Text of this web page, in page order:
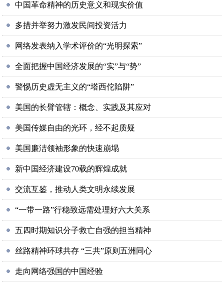
中国革命精神的历史意义和现实价值
多措并举努力激发民间投资活力
网络发表纳入学术评价的“光明探索”
全面把握中国经济发展的“实”与“势”
警惕历史虚无主义的“塔西佗陷阱”
美国的长臂管辖：概念、实践及其应对
美国传媒自由的光环，经不起质疑
美国廉洁领袖形象的快速崩塌
新中国经济建设70载的辉煌成就
交流互鉴，推动人类文明永续发展
“一带一路”行稳致远需处理好六大关系
五四时期知识分子救亡自强的担当精神
丝路精神环球共存 “三共”原则五洲同心
走向网络强国的中国经验